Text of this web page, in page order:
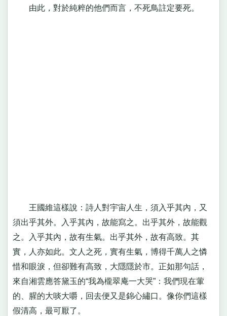
由此，對於純粹的他們而言，不死鳥註定要死。
王國維這樣說：詩人對宇宙人生，須入乎其內，又
須出乎其外。入乎其內，故能寫之。出乎其外，故能觀
之。入乎其內，故有生氣。出乎其外，故有高致。其
實，人亦如此。文人之死，實有生氣，博得千萬人之憐
惜和眼淚，但卻難有高致，大隱隱於市。正如那句話，
來自湘雲應答黛玉的“我為櫳翠庵一大哭”：我們現在葷
的、腥的大啖大嚼，回去便又是錦心繡口。像你們這樣
假清高，最可厭了。